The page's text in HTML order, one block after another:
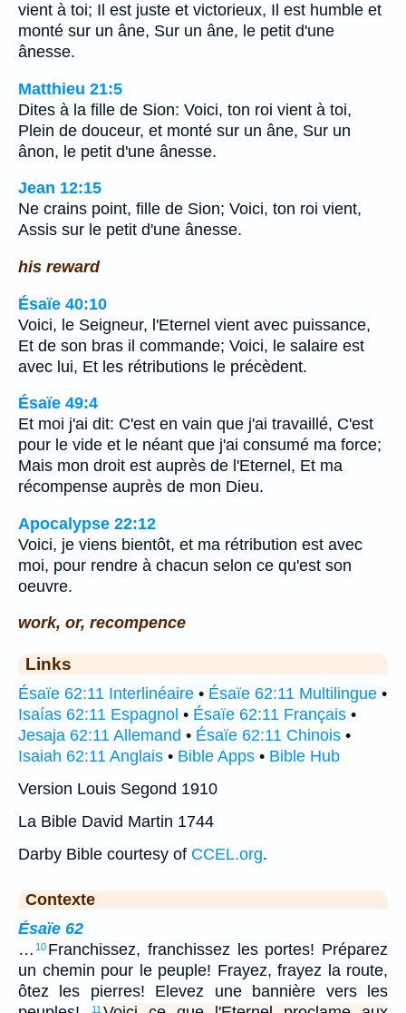
vient à toi; Il est juste et victorieux, Il est humble et
monté sur un âne, Sur un âne, le petit d'une
ânesse.
Matthieu 21:5
Dites à la fille de Sion: Voici, ton roi vient à toi,
Plein de douceur, et monté sur un âne, Sur un
ânon, le petit d'une ânesse.
Jean 12:15
Ne crains point, fille de Sion; Voici, ton roi vient,
Assis sur le petit d'une ânesse.
his reward
Ésaïe 40:10
Voici, le Seigneur, l'Eternel vient avec puissance,
Et de son bras il commande; Voici, le salaire est
avec lui, Et les rétributions le précèdent.
Ésaïe 49:4
Et moi j'ai dit: C'est en vain que j'ai travaillé, C'est
pour le vide et le néant que j'ai consumé ma force;
Mais mon droit est auprès de l'Eternel, Et ma
récompense auprès de mon Dieu.
Apocalypse 22:12
Voici, je viens bientôt, et ma rétribution est avec
moi, pour rendre à chacun selon ce qu'est son
oeuvre.
work, or, recompence
Links
Ésaïe 62:11 Interlinéaire • Ésaïe 62:11 Multilingue •
Isaías 62:11 Espagnol • Ésaïe 62:11 Français •
Jesaja 62:11 Allemand • Ésaïe 62:11 Chinois •
Isaiah 62:11 Anglais • Bible Apps • Bible Hub
Version Louis Segond 1910
La Bible David Martin 1744
Darby Bible courtesy of CCEL.org.
Contexte
Ésaïe 62
… 10 Franchissez, franchissez les portes! Préparez
un chemin pour le peuple! Frayez, frayez la route,
ôtez les pierres! Elevez une bannière vers les
11